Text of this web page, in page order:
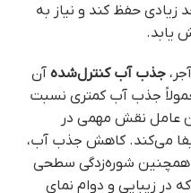
زیادی حفظ کند و نیاز به
یابد.
جذب آب کنترل‌شده آن
جذب آب کمتری نسبت
عامل نقش مهمی در
می‌کند. کاهش جذب آب،
همچنین شوره‌زدگی سطحی
در زیبایی و دوام نمای